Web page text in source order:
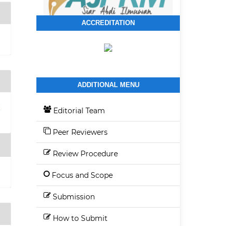
ACCREDITATION
ADDITIONAL MENU
Editorial Team
Peer Reviewers
Review Procedure
Focus and Scope
Submission
How to Submit